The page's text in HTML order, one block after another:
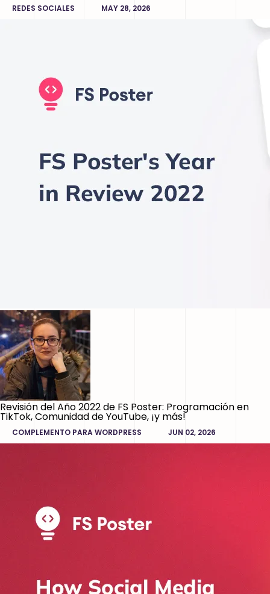
REDES SOCIALES MAY 28, 2026
Revisión del Año 2022 de FS Poster: Programación en
TikTok, Comunidad de YouTube, ¡y más!
COMPLEMENTO PARA WORDPRESS JUN 02, 2026